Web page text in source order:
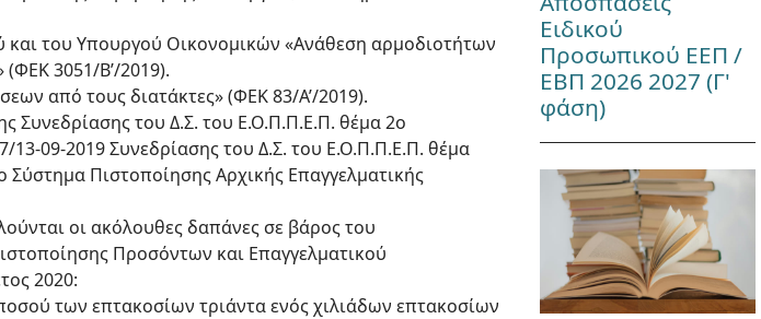
του Υπουργού Οικονομικών «Ανάθεση αρμοδιοτήτων
3051/Β’/2019).
από τους διατάκτες» (ΦΕΚ 83/Α’/2019).
Συνεδρίασης του Δ.Σ. του Ε.Ο.Π.Π.Ε.Π. θέμα 2ο
09-2019 Συνεδρίασης του Δ.Σ. του Ε.Ο.Π.Π.Ε.Π. θέμα
Πιστοποίησης Αρχικής Επαγγελματικής
οι ακόλουθες δαπάνες σε βάρος του
Προσόντων και Επαγγελματικού
2020:
των επτακοσίων τριάντα ενός χιλιάδων επτακοσίων
Ειδικού
Προσωπικού ΕΕΠ /
ΕΒΠ 2026 2027 (Γ'
φάση)